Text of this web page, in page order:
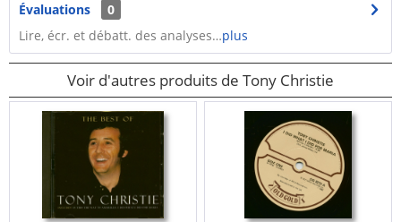
Évaluations
0
Lire, écr. et débatt. des analyses…plus
Voir d'autres produits de Tony Christie